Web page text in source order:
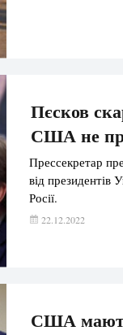
Пєсков
США не
Прессекретар
від президентів
Росії.
22.12.2022
США мають